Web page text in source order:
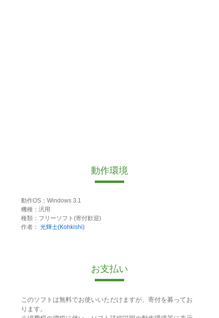
動作環境
動作OS：Windows 3.1
機種：汎用
種類：フリーソフト(寄付歓迎)
作者： 光輝士(Kohkishi)
お支払い
このソフトは無料でお使いいただけますが、寄付を募ってお
ります。